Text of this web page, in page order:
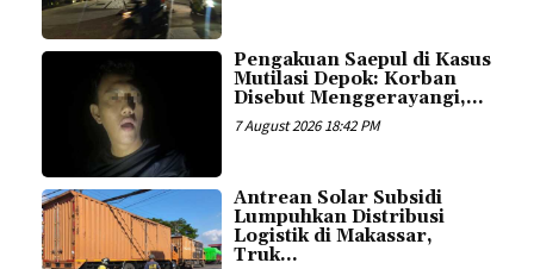
Pengakuan Saepul di Kasus
Mutilasi Depok: Korban
Disebut Menggerayangi,...
7 August 2026 18:42 PM
Antrean Solar Subsidi
Lumpuhkan Distribusi
Logistik di Makassar,
Truk...